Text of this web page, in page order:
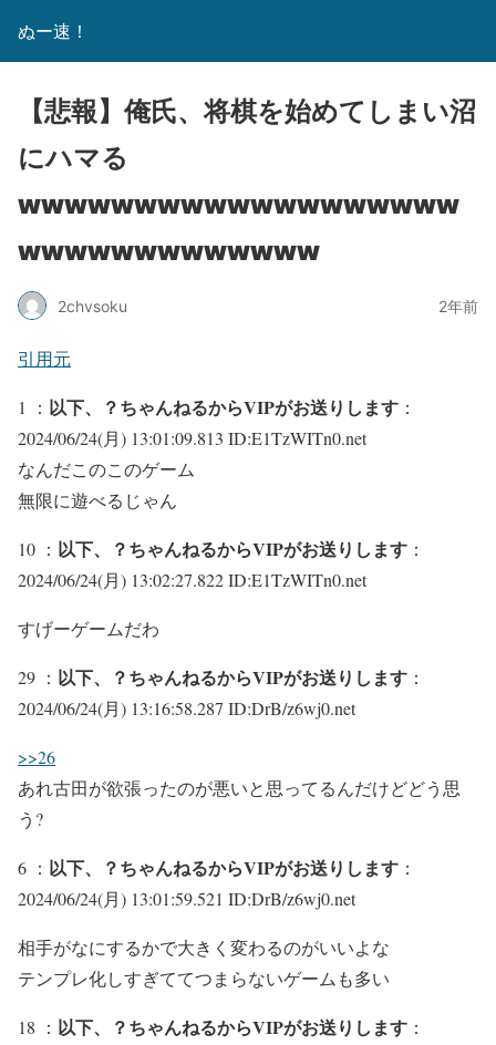
ぬー速！
【悲報】俺氏、将棋を始めてしまい沼
にハマる
wwwwwwwwwwwwwwwwwww
wwwwwwwwwwwww
2chvsoku 2年前
引用元
1 ： 以下、？ちゃんねるからVIPがお送りします ：
2024/06/24(月) 13:01:09.813 ID:E1TzWITn0.net
なんだこのこのゲーム
無限に遊べるじゃん
10 ： 以下、？ちゃんねるからVIPがお送りします ：
2024/06/24(月) 13:02:27.822 ID:E1TzWITn0.net
すげーゲームだわ
29 ： 以下、？ちゃんねるからVIPがお送りします ：
2024/06/24(月) 13:16:58.287 ID:DrB/z6wj0.net
>>26
あれ古田が欲張ったのが悪いと思ってるんだけどどう思
う?
6 ： 以下、？ちゃんねるからVIPがお送りします ：
2024/06/24(月) 13:01:59.521 ID:DrB/z6wj0.net
相手がなにするかで大きく変わるのがいいよな
テンプレ化しすぎててつまらないゲームも多い
18 ： 以下、？ちゃんねるからVIPがお送りします ：